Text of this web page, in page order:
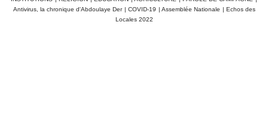
Antivirus, la chronique d'Abdoulaye Der | COVID-19 | Assemblée Nationale | Echos des
Locales 2022